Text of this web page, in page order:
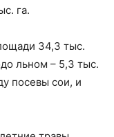
га.
34,3 тыс.
льном – 5,3 тыс.
посевы сои, и